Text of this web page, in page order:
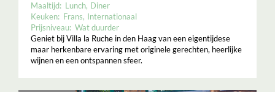
Maaltijd: Lunch Diner
Keuken: Frans Internationaal
Prijsniveau: Wat duurder
Geniet bij Villa la Ruche in den Haag van een eigentijdese
maar herkenbare ervaring met originele gerechten, heerlijke
wijnen en een ontspannen sfeer.